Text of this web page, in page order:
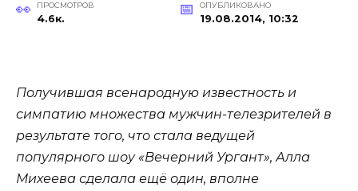
ПРОСМОТРОВ
4.6к.
ОПУБЛИКОВАНО
19.08.2014, 10:32
Получившая всенародную известность и
симпатию множества мужчин-телезрителей в
результате того, что стала ведущей
популярного шоу «Вечерний Ургант», Алла
Михеева сделала ещё один, вполне